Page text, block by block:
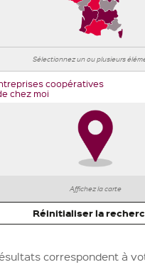
coopératives
chez moi
Affichez la carte
Réinitialiser la
correspondent à